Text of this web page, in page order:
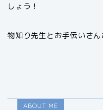
しょう！
物知り先生とお手伝いさ
ABOUT ME